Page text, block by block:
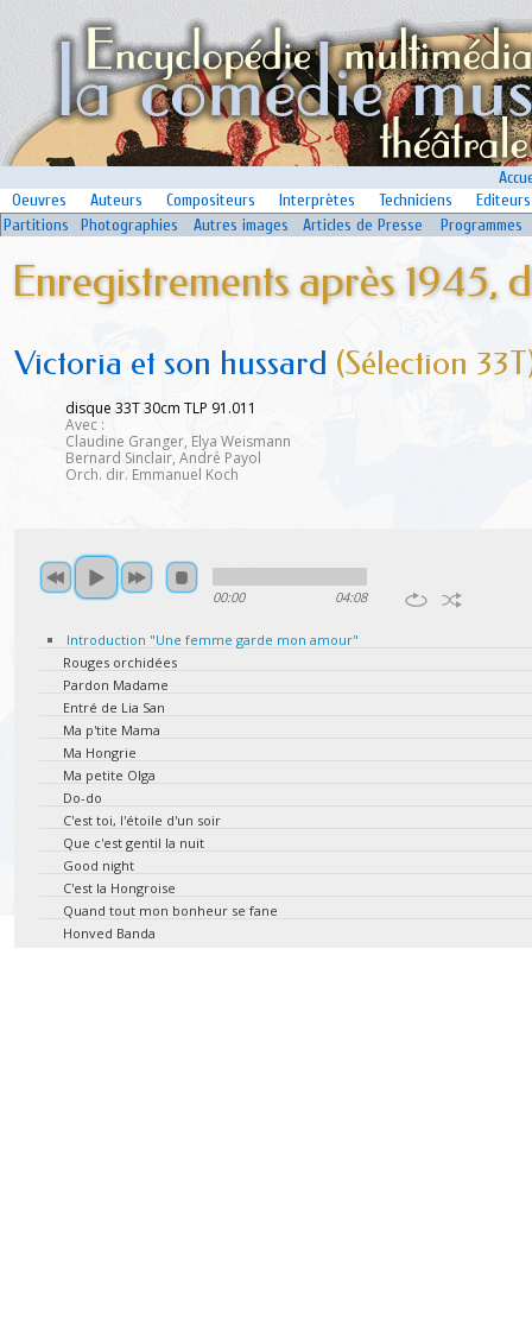
Oeuvres
Auteurs Compositeurs Interprètes Techniciens
Editeurs
Partitions
Photographies Autres images Articles de Presse Programmes
Enregistrements après 1945,
Victoria et son hussard (Sélection
disque 33T 30cm TLP 91.011
Avec :
Claudine Granger, Elya Weismann
Bernard Sinclair, André Payol
Orch. dir. Emmanuel Koch
00:00 04:08
Introduction "Une femme garde mon amour"
Rouges orchidées
Pardon Madame
Entré de Lia San
Ma p'tite Mama
Ma Hongrie
Ma petite Olga
Do-do
C'est toi, l'étoile d'un soir
Que c'est gentil la nuit
Good night
C'est la Hongroise
Quand tout mon bonheur se fane
Honved Banda